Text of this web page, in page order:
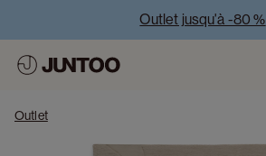
Outlet jusqu'à -80 %
Outlet